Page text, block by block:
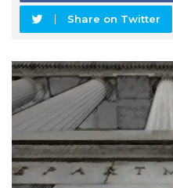
Share on Twitter